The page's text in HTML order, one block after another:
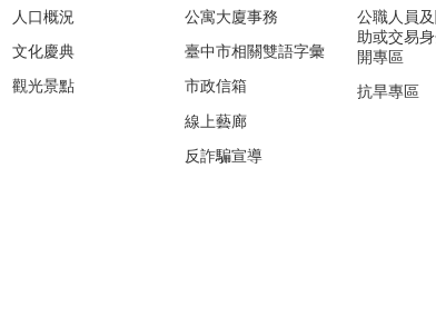
人口概況
文化慶典
觀光景點
公寓大廈事務
臺中市相關雙語字彙
市政信箱
線上藝廊
反詐騙宣導
公職人員
助或交易
開專區
抗旱專區